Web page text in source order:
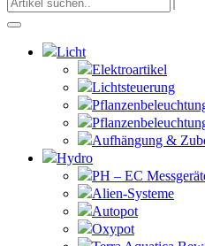
Licht
Elektroartikel
Lichtsteuerung
Aufhängung &
Hydro
PH – EC
Alien-Systeme
Autopot
Oxypot